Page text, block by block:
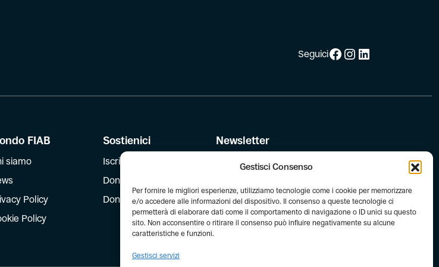
Gestisci Consenso
Per fornire le migliori esperienze, utilizziamo tecnologie come i cookie per memorizzare
e/o accedere alle informazioni del dispositivo. Il consenso a queste tecnologie ci
permetterà di elaborare dati come il comportamento di navigazione o ID unici su questo
sito. Non acconsentire o ritirare il consenso può influire negativamente su alcune
caratteristiche e funzioni.
Gestisci servizi
SeguiciFacebook
Instagram
LinkedIn
FIAB
siamo
Policy
Policy
Sostienici
Iscriviti
Dona
Dona il 5 per mille
Newsletter